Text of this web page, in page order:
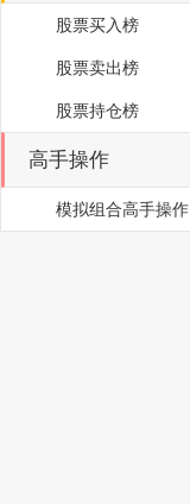
股票买入榜
股票卖出榜
股票持仓榜
高手操作
模拟组合高手操作